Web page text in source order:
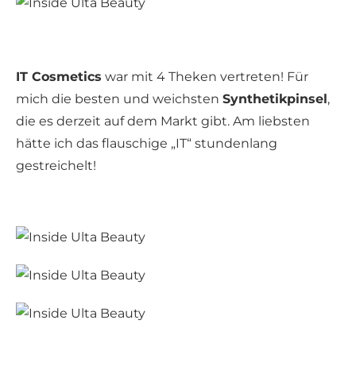
IT Cosmetics war mit 4 Theken vertreten! Für
mich die besten und weichsten Synthetikpinsel,
die es derzeit auf dem Markt gibt. Am liebsten
hätte ich das flauschige „IT“ stundenlang
gestreichelt!